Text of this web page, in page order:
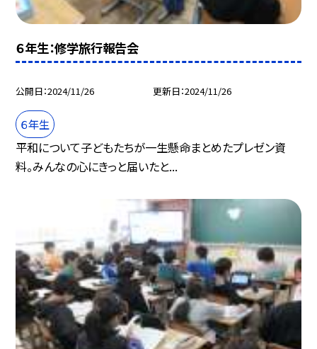
６年生：修学旅行報告会
公開日 2024/11/26 更新日 2024/11/26
６年生
平和について子どもたちが一生懸命まとめたプレゼン資
料。みんなの心にきっと届いたと...